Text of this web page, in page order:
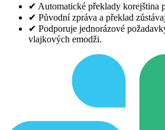
✔ Automatické překlady korejština
✔ Původní zpráva a překlad
✔ Podporuje jednorázové
vlajkových emodži.